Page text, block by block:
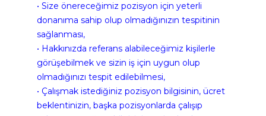
• Size önereceğimiz pozisyon için yeterli
donanıma sahip olup olmadığınızın tespitinin
sağlanması,
• Hakkınızda referans alabileceğimiz kişilerle
görüşebilmek ve sizin iş için uygun olup
olmadığınızı tespit edilebilmesi,
• Çalışmak istediğiniz pozisyon bilgisinin, ücret
beklentinizin, başka pozisyonlarda çalışıp